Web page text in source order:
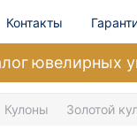
Контакты
ювелирных
Кулоны Золотой